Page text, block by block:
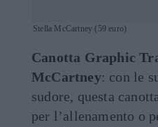
Stella McCartney (59 euro)
Canotta Graphic
McCartney: con le
sudore, questa
per l’allenamento o